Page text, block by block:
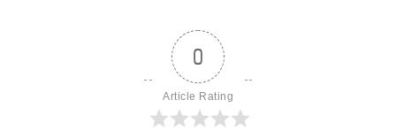
0
Article Rating